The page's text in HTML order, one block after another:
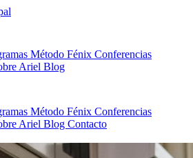
Método Fénix Conferencias
Ariel Blog
Método Fénix Conferencias
Ariel Blog Contacto